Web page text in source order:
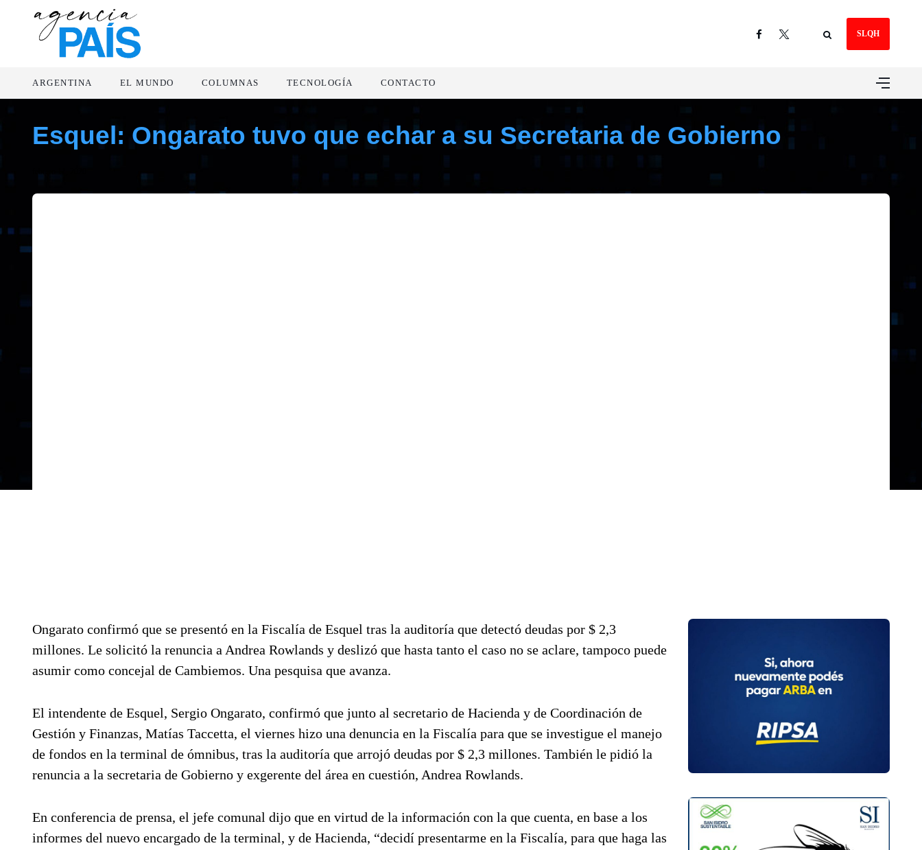
SLQH
ARGENTINA EL MUNDO COLUMNAS TECNOLOGÍA CONTACTO
Esquel: Ongarato tuvo que echar a su Secretaria de Gobierno
Ongarato confirmó que se presentó en la Fiscalía de Esquel tras la auditoría que detectó deudas por $ 2,3
millones. Le solicitó la renuncia a Andrea Rowlands y deslizó que hasta tanto el caso no se aclare, tampoco puede
asumir como concejal de Cambiemos. Una pesquisa que avanza.
El intendente de Esquel, Sergio Ongarato, confirmó que junto al secretario de Hacienda y de Coordinación de
Gestión y Finanzas, Matías Taccetta, el viernes hizo una denuncia en la Fiscalía para que se investigue el manejo
de fondos en la terminal de ómnibus, tras la auditoría que arrojó deudas por $ 2,3 millones. También le pidió la
renuncia a la secretaria de Gobierno y exgerente del área en cuestión, Andrea Rowlands.
En conferencia de prensa, el jefe comunal dijo que en virtud de la información con la que cuenta, en base a los
informes del nuevo encargado de la terminal, y de Hacienda, “decidí presentarme en la Fiscalía, para que haga las